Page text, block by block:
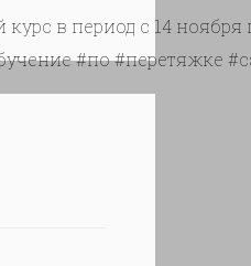
в период с 14
#по